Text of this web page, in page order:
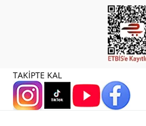
TAKİPTE KAL